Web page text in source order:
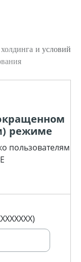
и условий
режиме
пользователям